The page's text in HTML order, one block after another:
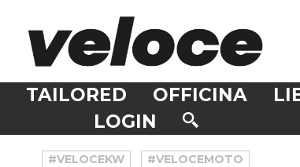
TAILORED OFFICINA
LOGIN
#VELOCEKW #VELOCEMOTO